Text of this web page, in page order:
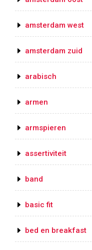
amsterdam west
amsterdam zuid
arabisch
armen
armspieren
assertiviteit
band
basic fit
bed en breakfast